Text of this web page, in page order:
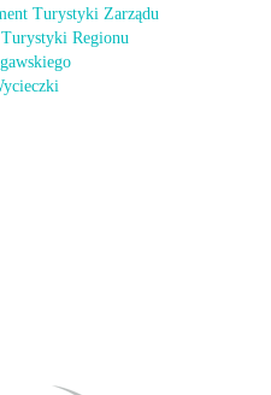
Turystyki Zarządu
Regionu